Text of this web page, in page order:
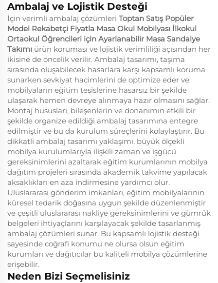
Ambalaj ve Lojistik Desteği
İçin verimli ambalaj çözümleri Toptan Satış Popüler
Model Rekabetçi Fiyatla Masa Okul Mobilyası İlkokul
Ortaokul Öğrencileri için Ayarlanabilir Masa Sandalye
Takımı ürün koruması ve lojistik verimliliği açısından her
ikisine de öncelik verilir. Ambalaj tasarımı, taşıma
sırasında oluşabilecek hasarlara karşı kapsamlı koruma
sunarken sevkiyat hacimlerini de optimize eder ve
mobilyaların eğitim tesislerine hasarsız bir şekilde
ulaşarak hemen devreye alınmaya hazır olmasını sağlar.
Montaj hususları, bileşenlerin ve donanımın etkili bir
şekilde organize edildiği ambalaj tasarımına entegre
edilmiştir ve bu da kurulum süreçlerini kolaylaştırır. Bu
dikkatli ambalaj tasarımı yaklaşımı, büyük ölçekli
mobilya kurulumlarıyla ilişkili zaman ve işgücü
gereksinimlerini azaltarak eğitim kurumlarının mobilya
dağıtım projeleri sırasında akademik takvime yapılacak
aksaklıkları en aza indirmesine yardımcı olur.
Uluslararası gönderim imkanları, eğitim mobilyalarının
küresel tedarik doğasına uygun şekilde düzenlenmiştir
ve çeşitli uluslararası nakliye gereksinimlerini ve gümrük
belgeleri ihtiyaçlarını karşılayacak şekilde tasarlanmış
ambalaj çözümleri sunar. Bu kapsamlı lojistik desteği
sayesinde coğrafi konumu ne olursa olsun eğitim
kurumları ve dağıtıcılar bu kaliteli mobilya çözümlerine
erişebilir.
Neden Bizi Seçmelisiniz